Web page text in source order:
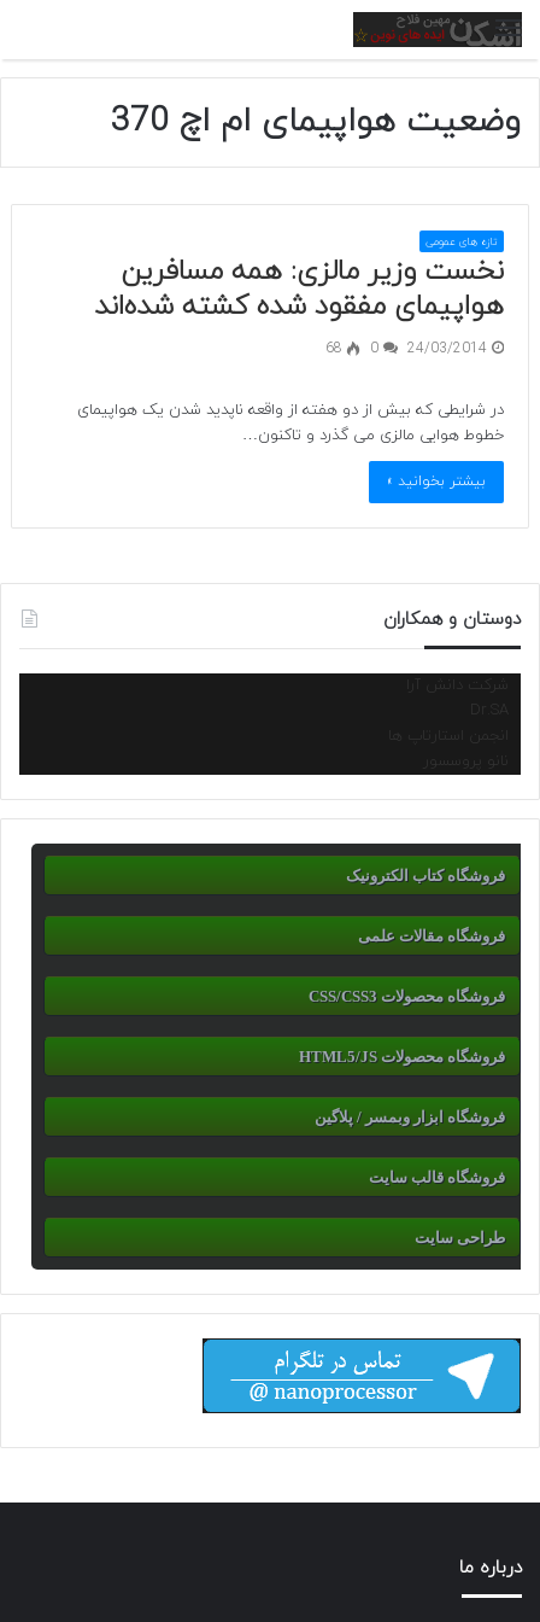
منو
وضعیت هواپیمای ام اچ 370
تازه های عمومی
نخست وزیر مالزی: همه مسافرین
هواپیمای مفقود شده کشته شده‌اند
24/03/2014
0
68
در شرایطی که بیش از دو هفته از واقعه ناپدید شدن یک هواپیمای
خطوط هوایی مالزی می گذرد و تاکنون…
بیشتر بخوانید »
دوستان و همکاران
شرکت دانش آرا
انجمن استارتاپ ها
نانو پروسسور
فروشگاه کتاب الکترونیک
فروشگاه مقالات علمی
فروشگاه محصولات CSS/CSS3
فروشگاه محصولات HTML5/JS
فروشگاه ابزار وبمسر / پلاگین
فروشگاه قالب سایت
طراحی سایت
درباره ما